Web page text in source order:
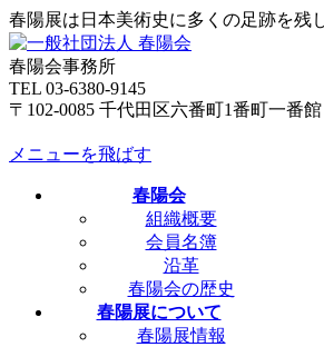
春陽展は日本美術史に多くの足跡を残
春陽会事務所
TEL 03-6380-9145
〒102-0085 千代田区六番町1番町一番館
メニューを飛ばす
春陽会
組織概要
会員名簿
沿革
春陽会の歴史
春陽展について
春陽展情報